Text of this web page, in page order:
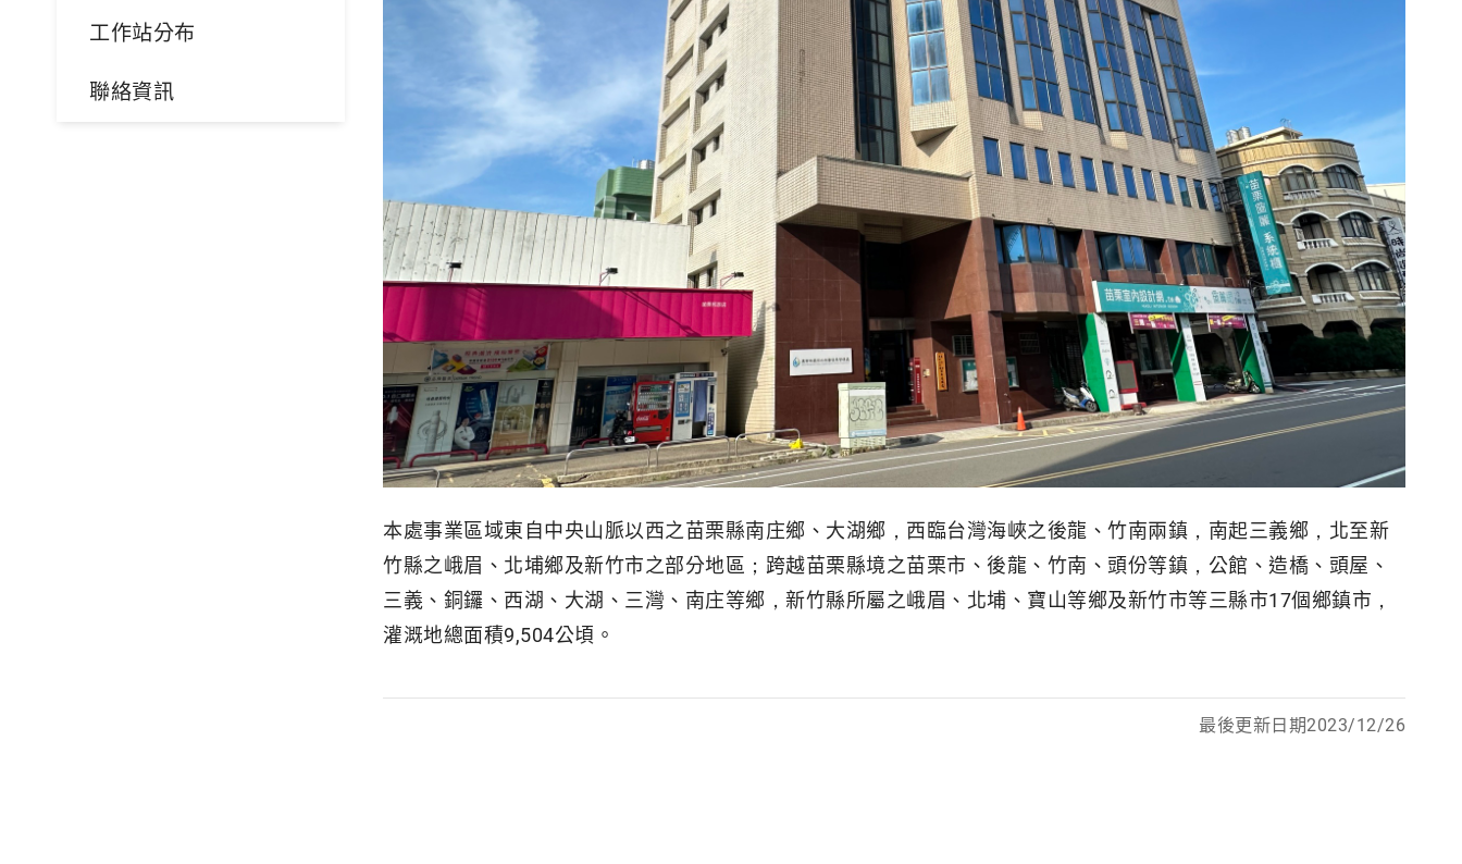
工作站分布
聯絡資訊
本處事業區域東自中央山脈以西之苗栗縣南庄鄉、大湖鄉，西臨台灣海峽之後龍、竹南兩鎮，南起三義鄉，北至新
竹縣之峨眉、北埔鄉及新竹市之部分地區；跨越苗栗縣境之苗栗市、後龍、竹南、頭份等鎮，公館、造橋、頭屋、
三義、銅鑼、西湖、大湖、三灣、南庄等鄉，新竹縣所屬之峨眉、北埔、寶山等鄉及新竹市等三縣市17個鄉鎮市，
灌溉地總面積9,504公頃。
最後更新日期2023/12/26